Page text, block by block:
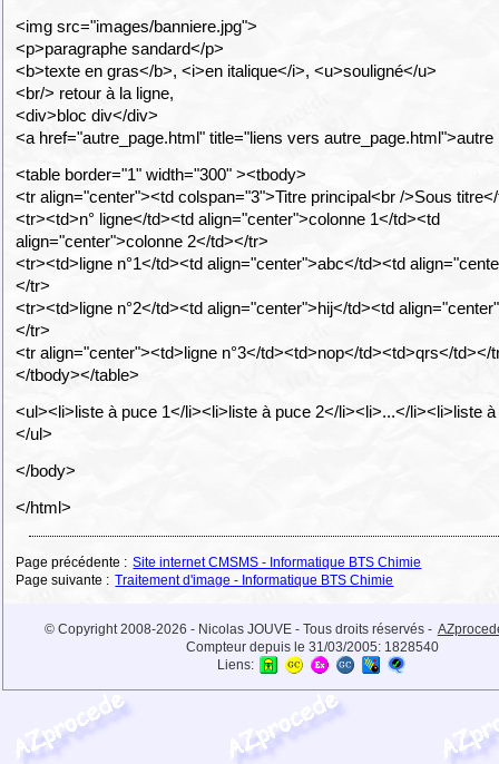
<img src="images/banniere.jpg">
<p>paragraphe sandard</p>
<b>texte en gras</b>, <i>en italique</i>, <u>souligné</u>
<br/> retour à la ligne,
<div>bloc div</div>
<a href="autre_page.html" title="liens vers autre_page.html">autre
<table border="1" width="300" ><tbody>
<tr align="center"><td colspan="3">Titre principal<br />Sous
<tr><td>n° ligne</td><td align="center">colonne 1</td><td
align="center">colonne 2</td></tr>
<tr><td>ligne n°1</td><td align="center">abc</td><td
</tr>
<tr><td>ligne n°2</td><td align="center">hij</td><td
</tr>
<tr align="center"><td>ligne n°3</td><td>nop</td><td>qrs</td></
</tbody></table>
<ul><li>liste à puce 1</li><li>liste à puce 2</li><li>...</li><li>liste
</ul>
</body>
</html>
Page précédente : Site internet CMSMS - Informatique BTS Chimie
Page suivante : Traitement d'image - Informatique BTS Chimie
© Copyright 2008-2026 - Nicolas JOUVE - Tous droits réservés -
Compteur depuis le 31/03/2005: 1828540
Liens: